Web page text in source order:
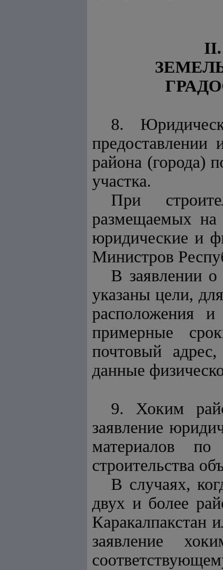
8.
предоставлении
района (города)
участка.
При
размещаемых на
юридические и
Министров
В заявлении о
указаны цели,
расположения
примерные
почтовый
данные
9. Хоким
заявление
материалов
строительства
В случаях,
двух и более
Каракалпакстан
заявление